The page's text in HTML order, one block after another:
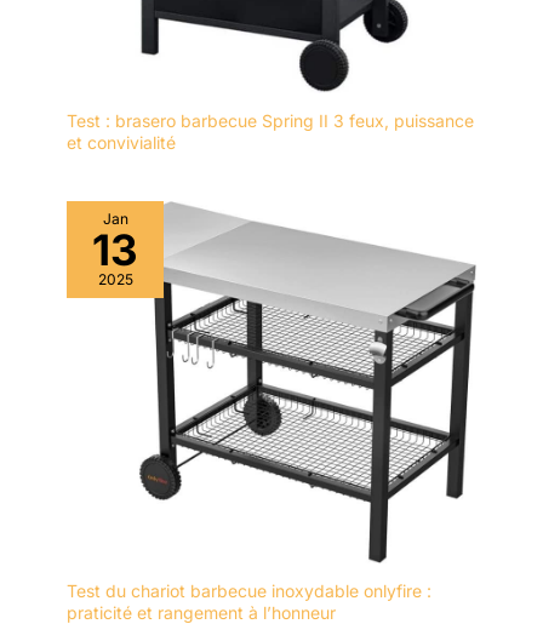
Test : brasero barbecue Spring II 3 feux, puissance
et convivialité
Jan
13
2025
Test du chariot barbecue inoxydable onlyfire :
praticité et rangement à l’honneur